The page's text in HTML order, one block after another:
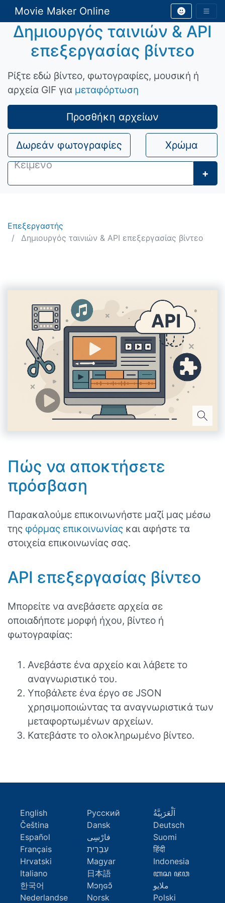
Movie Maker Online
Δημιουργός ταινιών & API
επεξεργασίας βίντεο
Ρίξτε εδώ βίντεο, φωτογραφίες, μουσική ή
αρχεία GIF για μεταφόρτωση
Προσθήκη αρχείων
Δωρεάν φωτογραφίες Χρώμα
+
Επεξεργαστής
Δημιουργός ταινιών & API επεξεργασίας βίντεο
Πώς να αποκτήσετε
πρόσβαση
Παρακαλούμε επικοινωνήστε μαζί μας μέσω
της φόρμας επικοινωνίας και αφήστε τα
στοιχεία επικοινωνίας σας.
API επεξεργασίας βίντεο
Μπορείτε να ανεβάσετε αρχεία σε
οποιαδήποτε μορφή ήχου, βίντεο ή
φωτογραφίας:
Ανεβάστε ένα αρχείο και λάβετε το
αναγνωριστικό του.
Υποβάλετε ένα έργο σε JSON
χρησιμοποιώντας τα αναγνωριστικά των
μεταφορτωμένων αρχείων.
Κατεβάστε το ολοκληρωμένο βίντεο.
English Русский
اَلْعَرَبِيَّةُ
Čeština
Dansk
Deutsch
Español
فارْسِى
Suomi
Français
עִבְרִית
हिंदी
Hrvatski
Magyar
Indonesia
Italiano
日本語
ꦧꦱ ꦗꦮ
한국어
Mɔŋɢɔ̆
ملايو
Nederlandse
Norsk Polski